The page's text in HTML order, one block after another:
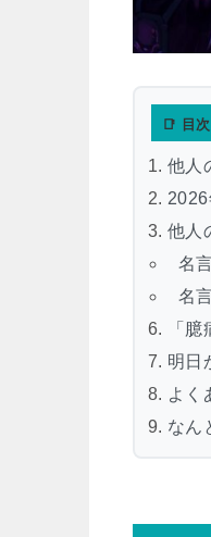
📑 目次
他人
他人
名
名
「
明日
よく
なん